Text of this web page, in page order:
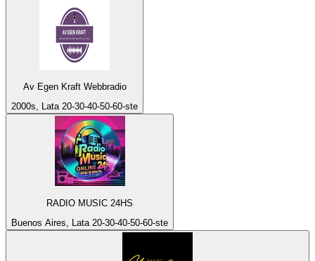
Av Egen Kraft Webbradio
2000s, Lata 20-30-40-50-60-ste
RADIO MUSIC 24HS
Buenos Aires, Lata 20-30-40-50-60-ste